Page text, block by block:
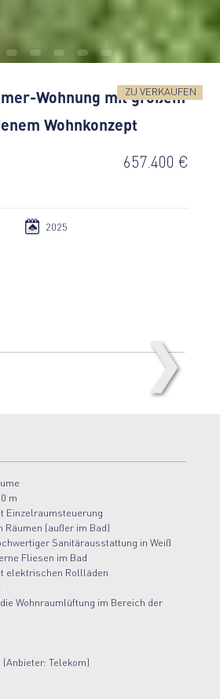
ZU VERKAUFEN
Wohnung mit großem
Wohnkonzept
657.400 €
2025
❯
m
Einzelraumsteuerung
(außer im Bad)
Sanitärausstattung in Weiß
Fliesen im Bad
elektrischen Rollläden
Wohnraumlüftung im Bereich der
Telekom)